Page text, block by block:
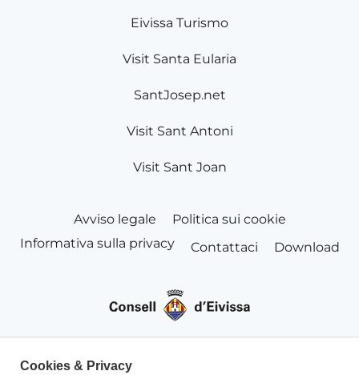
Eivissa Turismo
Visit Santa Eularia
SantJosep.net
Visit Sant Antoni
Visit Sant Joan
Avviso legale
Politica sui cookie
Informativa sulla privacy
Contattaci Download
Cookies & Privacy